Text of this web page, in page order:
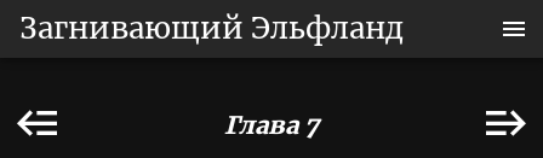
Загнивающий Эльфланд
Глава 7